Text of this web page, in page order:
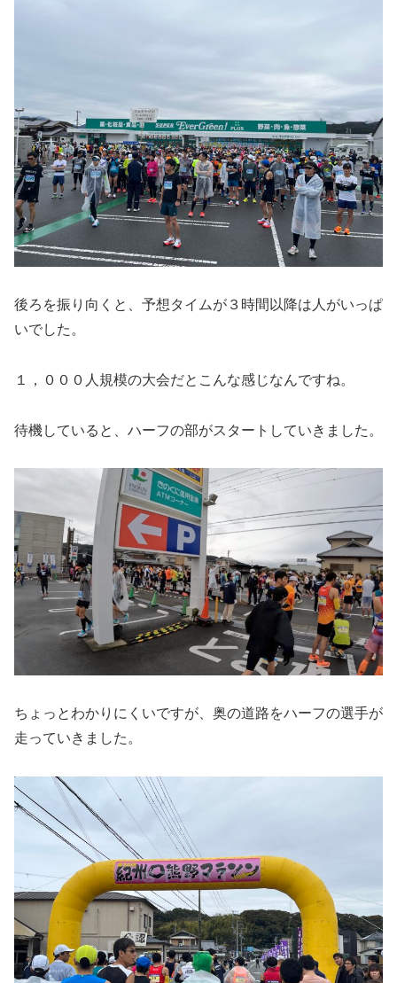
後ろを振り向くと、予想タイムが３時間以降は人がいっぱ
いでした。
１，０００人規模の大会だとこんな感じなんですね。
待機していると、ハーフの部がスタートしていきました。
ちょっとわかりにくいですが、奥の道路をハーフの選手が
走っていきました。